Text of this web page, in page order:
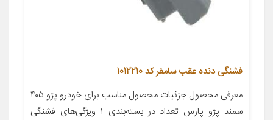
فشنگی دنده عقب سامفر کد 1012210
معرفی محصول جزئیات محصول مناسب برای خودرو پژو ۴۰۵
سمند پژو پارس تعداد در بسته‌بندی ۱ ویژگی‌های فشنگی